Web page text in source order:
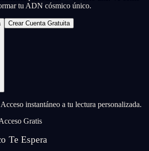
tu ADN cósmico único.
Crear Cuenta Gratuita
instantáneo a tu lectura personalizada.
Gratis
Te Espera